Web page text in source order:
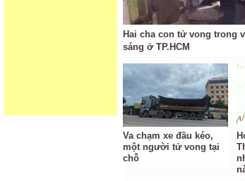
Hai cha con tử vong trong
sáng ở TP.HCM
Va chạm xe đầu kéo,
một người tử vong tại
chỗ